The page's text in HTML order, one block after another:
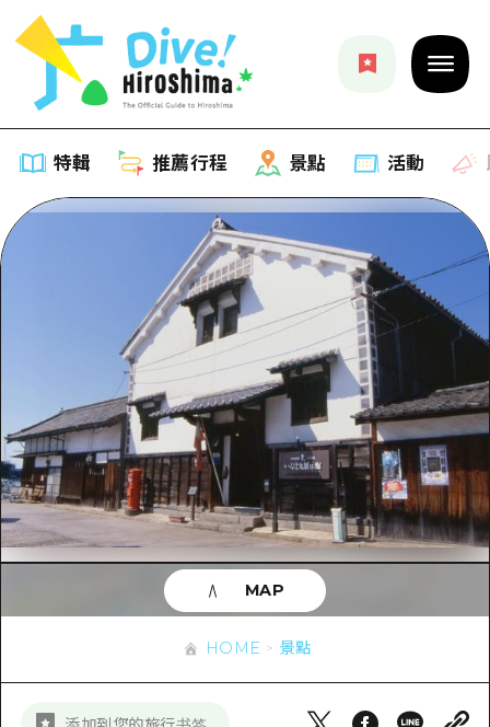
特輯 推薦行程 景點 活動
列表
推薦
藝術
活動·廟會
美食·酒水
騎自行車
購物
運動
夜晚生活
推薦行程
列表
Dive! Hiroshima 官方向導
廣島隨意旅行
廣島市內
安芸
答對了
宮島周邊
景點
列表
廣島市內
安芸
答對了
美北
活動
即時訊息
有用的信息
列表
新聞
HOME 景點
MAP